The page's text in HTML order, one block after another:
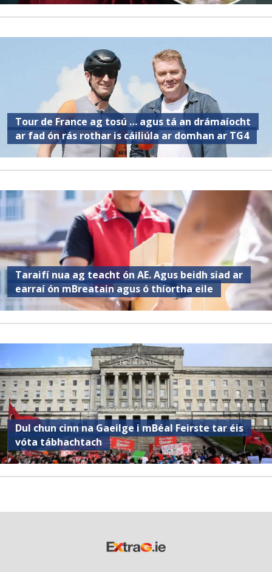
Tour de France ag tosú … agus tá an drámaíocht
ar fad ón rás rothar is cáiliúla ar domhan ar TG4
Taraifí nua ag teacht ón AE. Agus beidh siad ar
earraí ón mBreatain agus ó thíortha eile
Dul chun cinn na Gaeilge i mBéal Feirste tar éis
vóta tábhachtach